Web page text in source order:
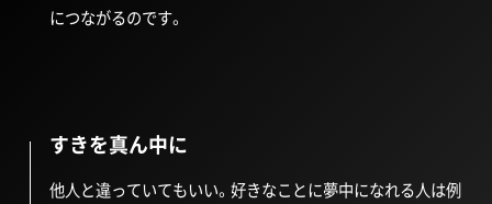
につながるのです。
すきを真ん中に
他人と違っていてもいい。好きなことに夢中になれる人は例